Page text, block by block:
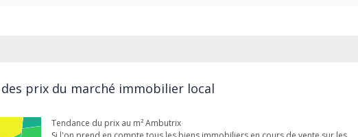
prix du marché immobilier local
Tendance du prix au m² Ambutrix